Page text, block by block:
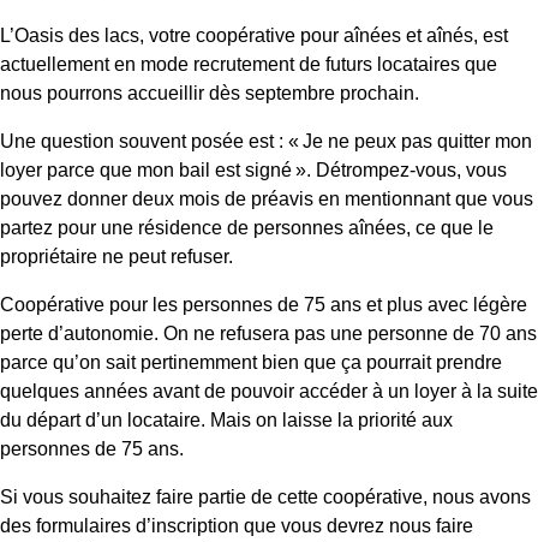
L’Oasis des lacs, votre coopérative pour aînées et aînés, est
actuellement en mode recrutement de futurs locataires que
nous pourrons accueillir dès septembre prochain.
Une question souvent posée est : « Je ne peux pas quitter mon
loyer parce que mon bail est signé ». Détrompez-vous, vous
pouvez donner deux mois de préavis en mentionnant que vous
partez pour une résidence de personnes aînées, ce que le
propriétaire ne peut refuser.
Coopérative pour les personnes de 75 ans et plus avec légère
perte d’autonomie. On ne refusera pas une personne de 70 ans
parce qu’on sait pertinemment bien que ça pourrait prendre
quelques années avant de pouvoir accéder à un loyer à la suite
du départ d’un locataire. Mais on laisse la priorité aux
personnes de 75 ans.
Si vous souhaitez faire partie de cette coopérative, nous avons
des formulaires d’inscription que vous devrez nous faire